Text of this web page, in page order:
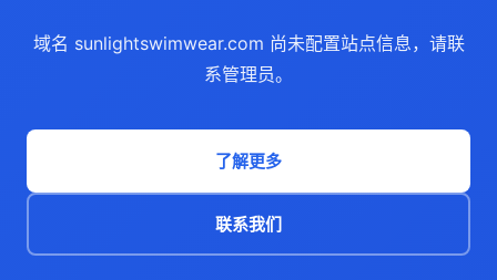
域名 sunlightswimwear.com 尚未配置站点信息，请联
系管理员。
了解更多
联系我们